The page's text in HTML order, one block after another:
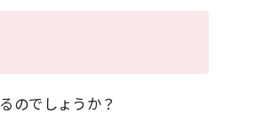
のでしょうか？